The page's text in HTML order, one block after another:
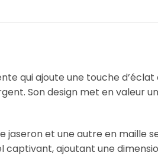
qui ajoute une touche
Son design met en valeur
jaseron et une autre en maille
ajoutant une